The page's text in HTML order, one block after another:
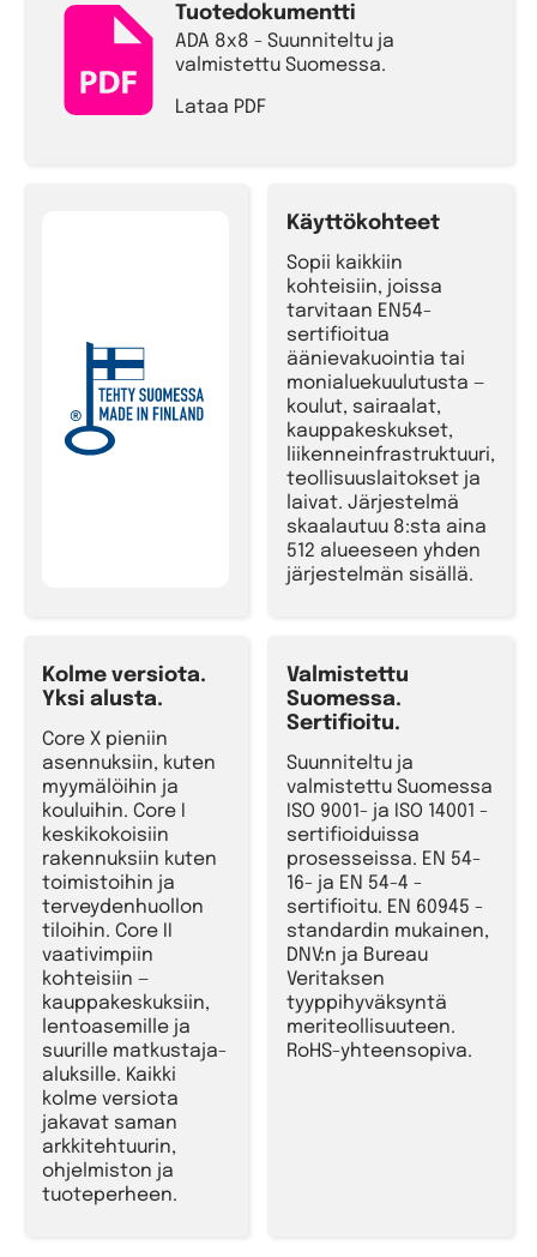
Tuotedokumentti
ADA 8x8 - Suunniteltu ja
valmistettu Suomessa.
Lataa PDF
Käyttökohteet
Sopii kaikkiin
kohteisiin, joissa
tarvitaan EN54-
sertifioitua
äänievakuointia tai
monialuekuulutusta —
koulut, sairaalat,
kauppakeskukset,
liikenneinfrastruktuuri,
teollisuuslaitokset ja
laivat. Järjestelmä
skaalautuu 8:sta aina
512 alueeseen yhden
järjestelmän sisällä.
Kolme versiota.
Yksi alusta.
Core X pieniin
asennuksiin, kuten
myymälöihin ja
kouluihin. Core I
keskikokoisiin
rakennuksiin kuten
toimistoihin ja
terveydenhuollon
tiloihin. Core II
vaativimpiin
kohteisiin —
kauppakeskuksiin,
lentoasemille ja
suurille matkustaja-
aluksille. Kaikki
kolme versiota
jakavat saman
arkkitehtuurin,
ohjelmiston ja
tuoteperheen.
Valmistettu
Suomessa.
Sertifioitu.
Suunniteltu ja
valmistettu Suomessa
ISO 9001- ja ISO 14001 -
sertifioiduissa
prosesseissa. EN 54-
16- ja EN 54-4 -
sertifioitu. EN 60945 -
standardin mukainen,
DNV:n ja Bureau
Veritaksen
tyyppihyväksyntä
meriteollisuuteen.
RoHS-yhteensopiva.